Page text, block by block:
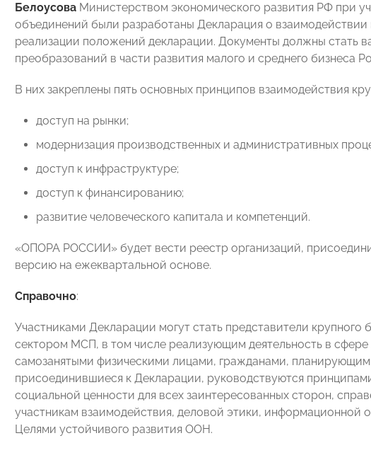
Белоусова Министерством экономического развития РФ при
объединений были разработаны Декларация о
реализации положений декларации. Документы должны стать
преобразований в части развития малого и среднего бизнеса
В них закреплены пять основных принципов взаимодействия
доступ на рынки;
модернизация производственных и административных
доступ к инфраструктуре;
доступ к финансированию;
развитие человеческого капитала и компетенций.
«ОПОРА РОССИИ» будет вести реестр организаций,
версию на ежеквартальной основе.
Справочно:
Участниками Декларации могут стать представители
сектором МСП, в том числе реализующим деятельность в сфере
самозанятыми физическими лицами, гражданами,
присоединившиеся к Декларации, руководствуются
социальной ценности для всех заинтересованных сторон,
участникам взаимодействия, деловой этики, информационной
Целями устойчивого развития ООН.